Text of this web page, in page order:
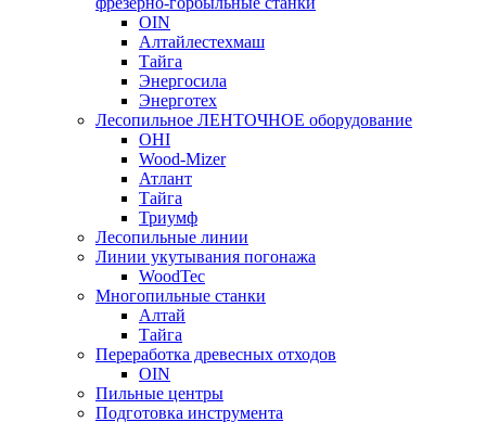
OIN
Алтайлестехмаш
Тайга
Энергосила
Энерготех
Лесопильное ЛЕНТОЧНОЕ оборудование
OHI
Wood-Mizer
Атлант
Тайга
Триумф
Лесопильные линии
Линии укутывания погонажа
WoodTec
Многопильные станки
Алтай
Тайга
Переработка древесных отходов
OIN
Пильные центры
Подготовка инструмента